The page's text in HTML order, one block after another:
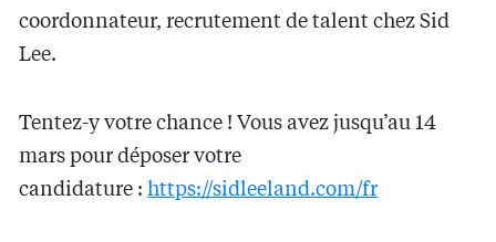
coordonnateur, recrutement de talent chez Sid
Lee.
Tentez-y votre chance ! Vous avez jusqu’au 14
mars pour déposer votre
candidature :https://sidleeland.com/fr